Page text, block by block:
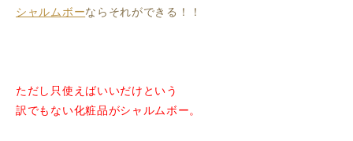
シャルムボーならそれができる！！
ただし只使えばいいだけという
訳でもない化粧品がシャルムボー。